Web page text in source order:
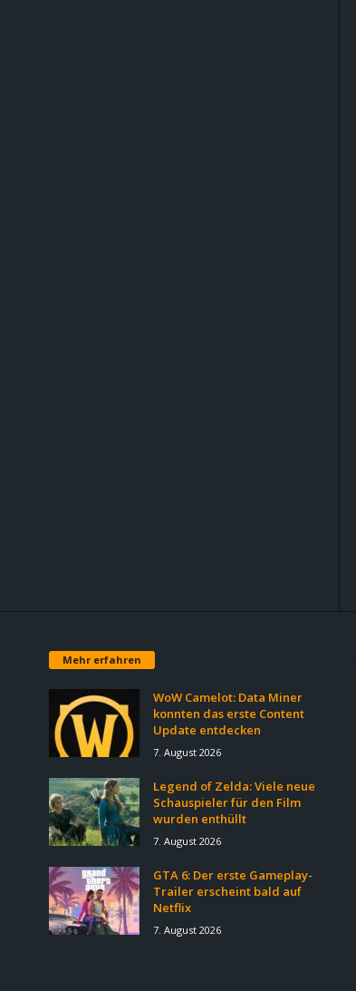
Mehr erfahren
WoW Camelot: Data Miner
konnten das erste Content
Update entdecken
7. August 2026
Legend of Zelda: Viele neue
Schauspieler für den Film
wurden enthüllt
7. August 2026
GTA 6: Der erste Gameplay-
Trailer erscheint bald auf
Netflix
7. August 2026